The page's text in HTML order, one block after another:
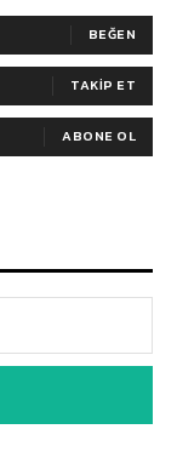
BEĞEN
TAKIP ET
ABONE OL